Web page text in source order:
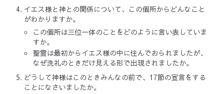
イエス様と神との関係について、この個所からどんなこと
がわかりますか。
この個所は三位一体のことをどのように言い表していま
すか。
聖霊は最初からイエス様の中に住んでおられましたが、
なぜ洗礼のときだけ見える形で出現されましたか。
どうして神様はこのときみんなの前で、17節の宣言をする
ことになさいましたか。